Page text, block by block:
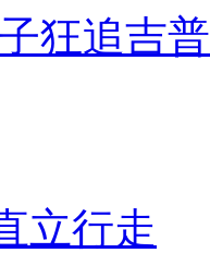
狂追吉
立行走